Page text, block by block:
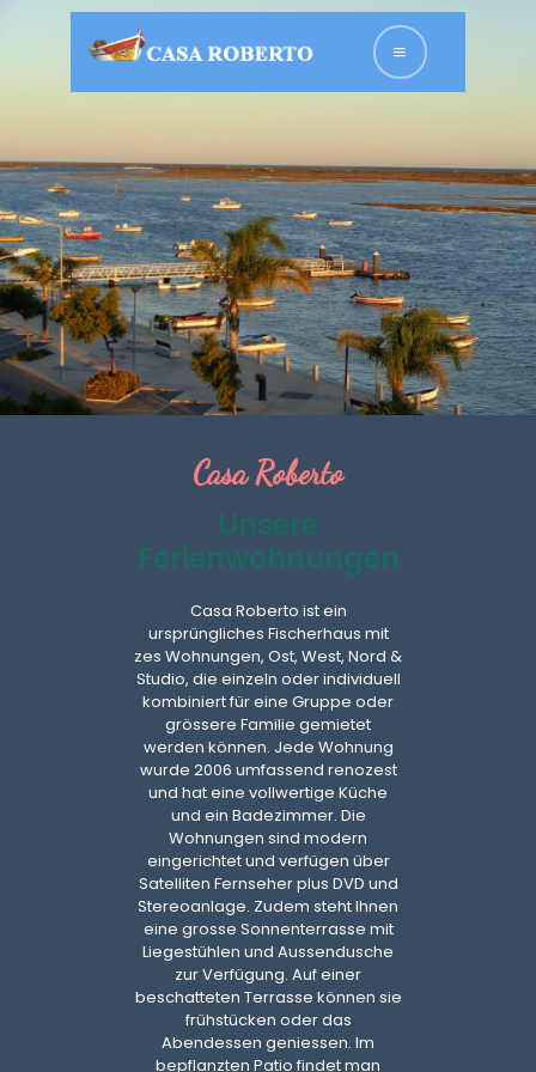
HOME
UNTERKÜNFTE
ÜBER UNS
FOTOGALERIE
KONTAKT
DEUTSCH
Casa Roberto
Unsere
Ferienwohnungen
Casa Roberto ist ein
ursprüngliches Fischerhaus mit
zes Wohnungen, Ost, West, Nord &
Studio, die einzeln oder individuell
kombiniert für eine Gruppe oder
grössere Familie gemietet
werden können. Jede Wohnung
wurde 2006 umfassend renozest
und hat eine vollwertige Küche
und ein Badezimmer. Die
Wohnungen sind modern
eingerichtet und verfügen über
Satelliten Fernseher plus DVD und
Stereoanlage. Zudem steht Ihnen
eine grosse Sonnenterrasse mit
Liegestühlen und Aussendusche
zur Verfügung. Auf einer
beschatteten Terrasse können sie
frühstücken oder das
Abendessen geniessen. Im
bepflanzten Patio findet man